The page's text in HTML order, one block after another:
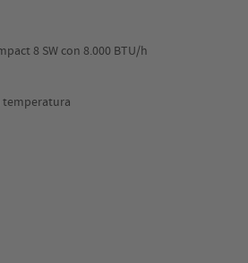
8 SW con 8.000 BTU/h